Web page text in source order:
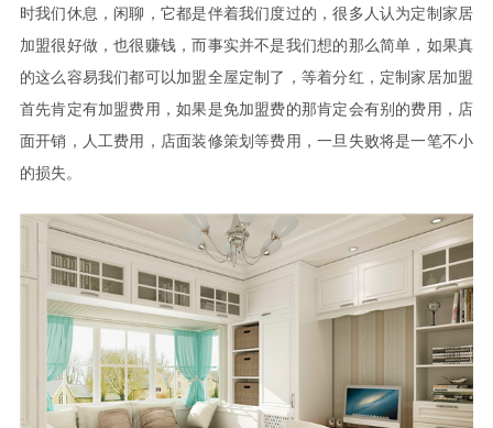
时我们休息，闲聊，它都是伴着我们度过的，很多人认为定制家居
加盟很好做，也很赚钱，而事实并不是我们想的那么简单，如果真
的这么容易我们都可以加盟全屋定制了，等着分红，定制家居加盟
首先肯定有加盟费用，如果是免加盟费的那肯定会有别的费用，店
面开销，人工费用，店面装修策划等费用，一旦失败将是一笔不小
的损失。